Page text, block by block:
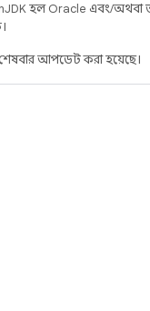
হল Oracle এবং/অথবা
আপডেট করা হয়েছে।